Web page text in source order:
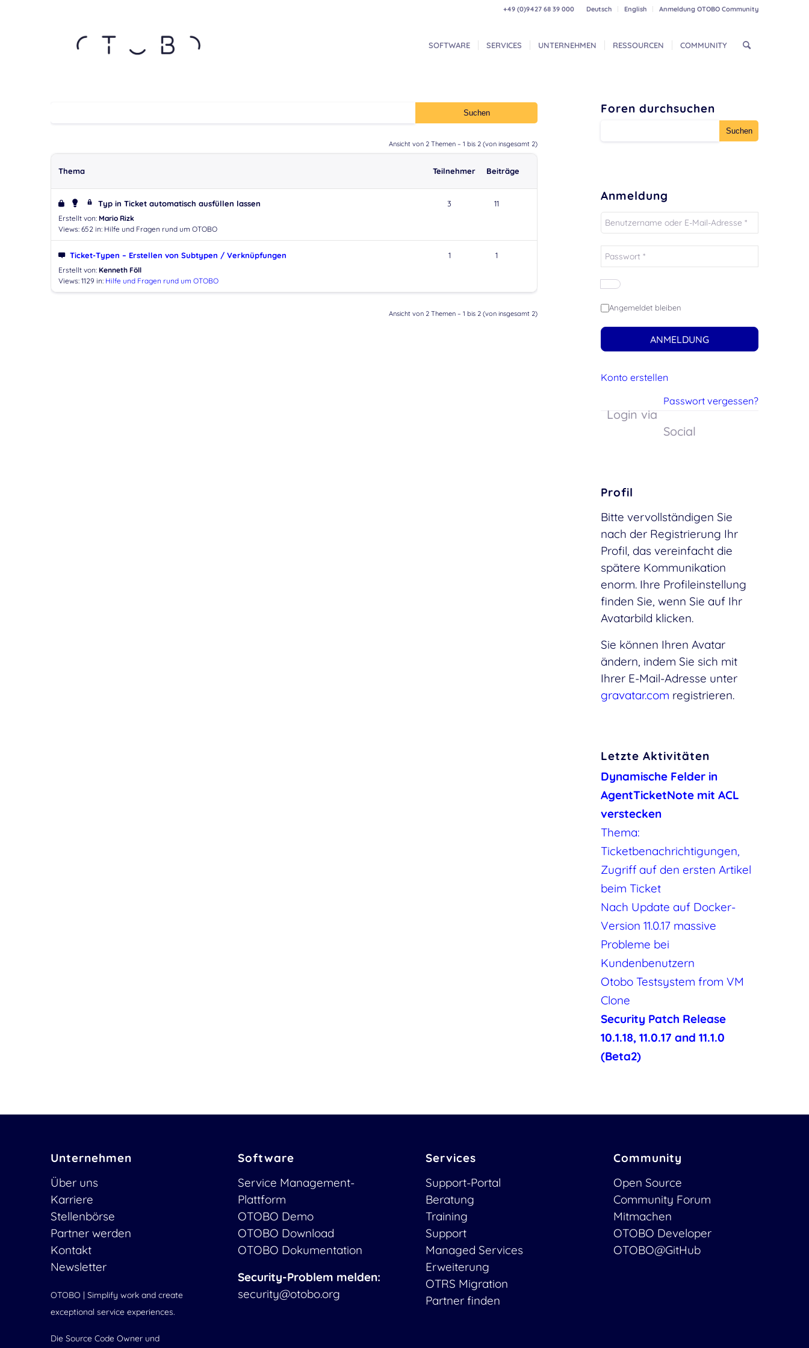
Deutsch English Anmeldung OTOBO Community
+49 (0)9427 68 39 000
SOFTWARE SERVICES UNTERNEHMEN RESSOURCEN COMMUNITY
Ansicht von 2 Themen – 1 bis 2 (von insgesamt 2)
Thema Teilnehmer Beiträge
Typ in Ticket automatisch ausfüllen lassen
Erstellt von: Mario Rizk
Views: 652 in: Hilfe und Fragen rund um OTOBO
3 11
Ticket-Typen – Erstellen von Subtypen / Verknüpfungen
Erstellt von: Kenneth Föll
Views: 1129 in: Hilfe und Fragen rund um OTOBO
1 1
Ansicht von 2 Themen – 1 bis 2 (von insgesamt 2)
Foren durchsuchen
Anmeldung
Angemeldet bleiben
ANMELDUNG
Konto erstellen
Passwort vergessen?
Login via
Social
Profil
Bitte vervollständigen Sie
nach der Registrierung Ihr
Profil, das vereinfacht die
spätere Kommunikation
enorm. Ihre Profileinstellung
finden Sie, wenn Sie auf Ihr
Avatarbild klicken.
Sie können Ihren Avatar
ändern, indem Sie sich mit
Ihrer E-Mail-Adresse unter
gravatar.com registrieren.
Letzte Aktivitäten
Dynamische Felder in
AgentTicketNote mit ACL
verstecken
Thema:
Ticketbenachrichtigungen,
Zugriff auf den ersten Artikel
beim Ticket
Nach Update auf Docker-
Version 11.0.17 massive
Probleme bei
Kundenbenutzern
Otobo Testsystem from VM
Clone
Security Patch Release
10.1.18, 11.0.17 and 11.1.0
(Beta2)
Unternehmen
Über uns
Karriere
Stellenbörse
Partner werden
Kontakt
Newsletter
OTOBO | Simplify work and create
exceptional service experiences.
Die Source Code Owner und
Software
Service Management-
Plattform
OTOBO Demo
OTOBO Download
OTOBO Dokumentation
Security-Problem melden:
security@otobo.org
Services
Support-Portal
Beratung
Training
Support
Managed Services
Erweiterung
OTRS Migration
Partner finden
Community
Open Source
Community Forum
Mitmachen
OTOBO Developer
OTOBO@GitHub